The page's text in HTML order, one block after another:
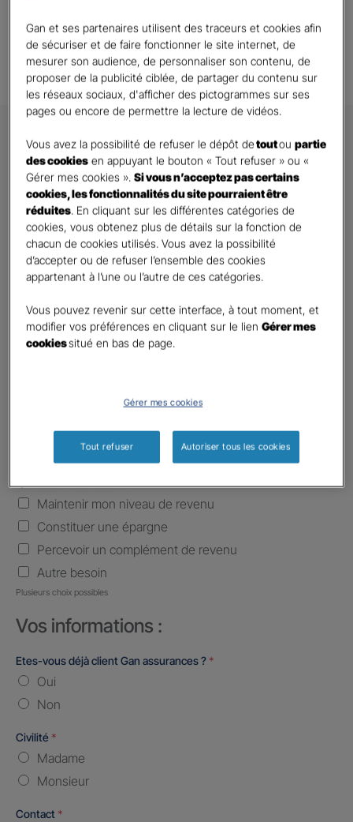
Alison A.
DEMANDE DE DEVIS
Prenez 2 minutes pour remplir ce rapide questionnaire afin
que l’agence sélectionnée vous recontacte rapidement
pour finaliser l’étude précise de votre besoin
GAN ASSURANCES SAINT POL SUR
TERNOISE
Information sur votre besoin :
Mes enfant(s)
Quels sont vos besoins ?*
Maintenir mon niveau de revenu
Constituer une épargne
Percevoir un complément de revenu
Autre besoin
Plusieurs choix possibles
Vos informations :
Etes-vous déjà client Gan assurances ? *
Oui
Non
Civilité *
Madame
Monsieur
Contact *
Gan et ses partenaires utilisent des traceurs et cookies afin
de sécuriser et de faire fonctionner le site internet, de
mesurer son audience, de personnaliser son contenu, de
proposer de la publicité ciblée, de partager du contenu sur
les réseaux sociaux, d'afficher des pictogrammes sur ses
pages ou encore de permettre la lecture de vidéos.
Vous avez la possibilité de refuser le dépôt detoutoupartie
des cookies en appuyant le bouton « Tout refuser » ou «
Gérer mes cookies ».Si vous n’acceptez pas certains
cookies, les fonctionnalités du site pourraient être
réduites. En cliquant sur les différentes catégories de
cookies, vous obtenez plus de détails sur la fonction de
chacun de cookies utilisés. Vous avez la possibilité
d’accepter ou de refuser l’ensemble des cookies
appartenant à l’une ou l’autre de ces catégories.
Vous pouvez revenir sur cette interface, à tout moment, et
modifier vos préférences en cliquant sur le lienGérer mes
cookiessitué en bas de page.
Gérer mes cookies
Tout refuser Autoriser tous les cookies